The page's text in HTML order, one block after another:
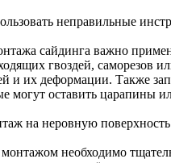
неправильные
сайдинга важно
гвоздей, саморезов
и их деформации. Также
могут оставить
на неровную поверхность
необходимо